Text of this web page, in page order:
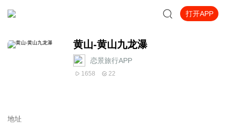
打开APP
黄山-黄山九龙瀑
恋景旅行APP
1658 22
地址